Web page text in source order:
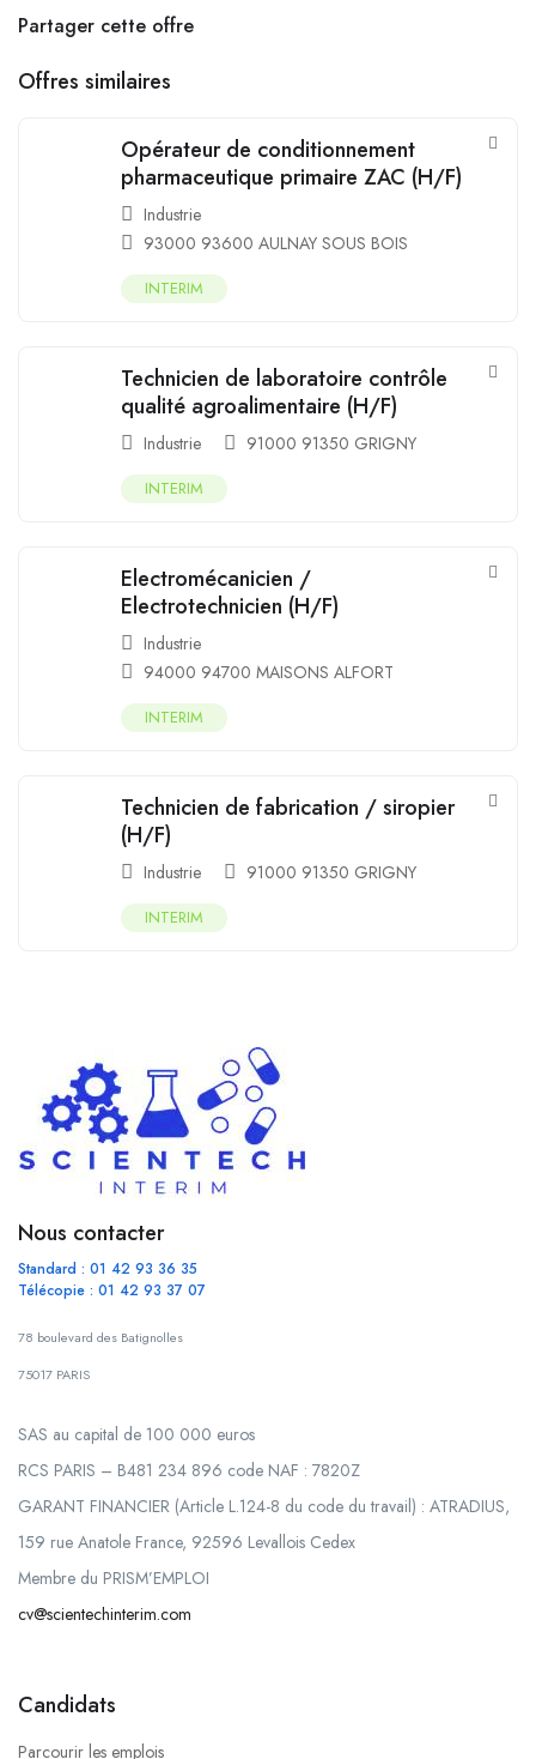
Partager cette offre
Offres similaires
Opérateur de conditionnement
pharmaceutique primaire ZAC (H/F)
Industrie
93000 93600 AULNAY SOUS BOIS
INTERIM
Technicien de laboratoire contrôle
qualité agroalimentaire (H/F)
Industrie 91000 91350 GRIGNY
INTERIM
Electromécanicien /
Electrotechnicien (H/F)
Industrie
94000 94700 MAISONS ALFORT
INTERIM
Technicien de fabrication / siropier
(H/F)
Industrie 91000 91350 GRIGNY
INTERIM
Nous contacter
Standard : 01 42 93 36 35
Télécopie : 01 42 93 37 07
78 boulevard des Batignolles
75017 PARIS
SAS au capital de 100 000 euros
RCS PARIS – B481 234 896 code NAF : 7820Z
GARANT FINANCIER (Article L.124-8 du code du travail) : ATRADIUS,
159 rue Anatole France, 92596 Levallois Cedex
Membre du PRISM’EMPLOI
cv@scientechinterim.com
Candidats
Parcourir les emplois